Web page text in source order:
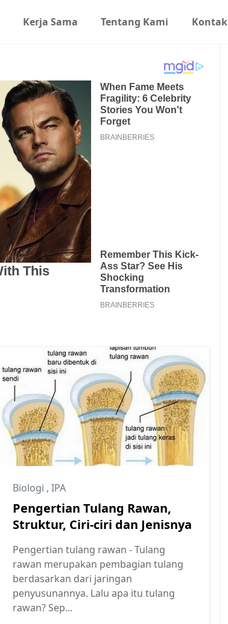
Kerja Sama Tentang Kami Kontak
Biologi , IPA
Pengertian Tulang Rawan,
Struktur, Ciri-ciri dan Jenisnya
Pengertian tulang rawan - Tulang
rawan merupakan pembagian tulang
berdasarkan dari jaringan
penyusunannya. Lalu apa itu tulang
rawan? Sep...